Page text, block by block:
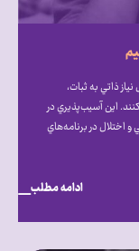
ذاتي به ثبات،
اين آسيب‌پذيري در
اختلال در برنامه‌هاي
ادامه مطلب